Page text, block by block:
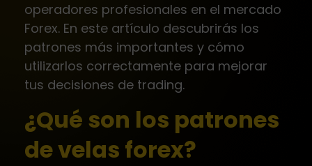
operadores profesionales en el mercado
Forex. En este artículo descubrirás los
patrones más importantes y cómo
utilizarlos correctamente para mejorar
tus decisiones de trading.
¿Qué son los patrones
de velas forex?